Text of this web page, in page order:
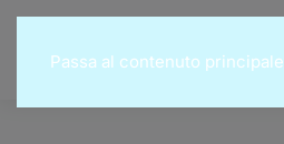
Passa al contenuto principale